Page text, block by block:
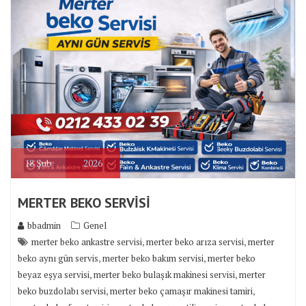
18Şub 2026
MERTER BEKO SERVİSİ
bbadmin
Genel
merter beko ankastre servisi,merter beko arıza servisi,merter
beko aynı gün servis,merter beko bakım servisi,merter beko
beyaz eşya servisi,merter beko bulaşık makinesi servisi,merter
beko buzdolabı servisi,merter beko çamaşır makinesi tamiri,